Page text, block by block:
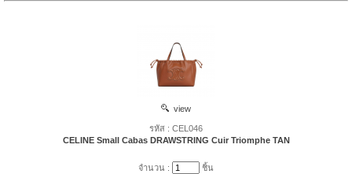
view
รหัส : CEL046
CELINE Small Cabas DRAWSTRING Cuir Triomphe TAN
จำนวน : ชิ้น